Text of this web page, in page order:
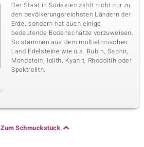
Der Staat in Südasien zählt nicht nur zu
den bevölkerungsreichsten Ländern der
Erde, sondern hat auch einige
bedeutende Bodenschätze vorzuweisen.
So stammen aus dem multiethnischen
Land Edelsteine wie u.a. Rubin, Saphir,
Mondstein, Iolith, Kyanit, Rhodoltih oder
Spektrolith.
Zum Schmuckstück